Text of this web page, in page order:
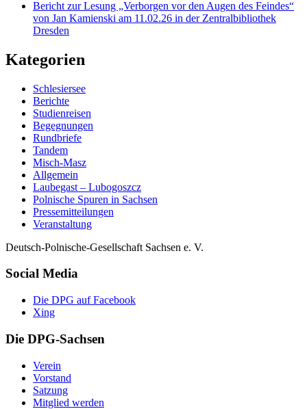
Bericht zur Lesung „Verborgen vor den Augen des Feindes“
von Jan Kamienski am 11.02.26 in der Zentralbibliothek
Dresden
Kategorien
Schlesiersee
Berichte
Studienreisen
Begegnungen
Rundbriefe
Tandem
Misch-Masz
Allgemein
Laubegast – Lubogoszcz
Polnische Spuren in Sachsen
Pressemitteilungen
Veranstaltung
Deutsch-Polnische-Gesellschaft Sachsen e. V.
Social Media
Die DPG auf Facebook
Xing
Die DPG-Sachsen
Verein
Vorstand
Satzung
Mitglied werden